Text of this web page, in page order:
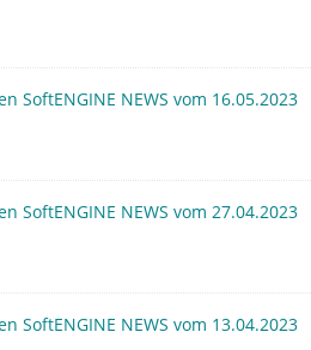
SoftENGINE NEWS vom 16.05.2023
SoftENGINE NEWS vom 27.04.2023
SoftENGINE NEWS vom 13.04.2023